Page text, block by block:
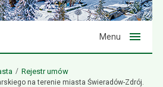
Menu
Rejestr umów
na terenie miasta Świeradów-Zdrój.